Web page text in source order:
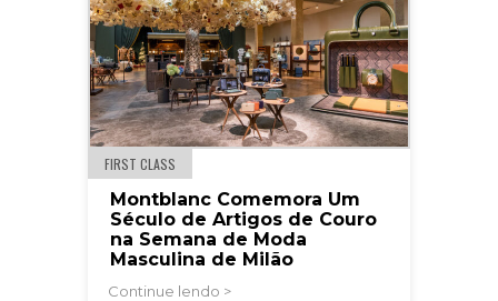
FIRST CLASS
Montblanc Comemora Um
Século de Artigos de Couro
na Semana de Moda
Masculina de Milão
Continue lendo >